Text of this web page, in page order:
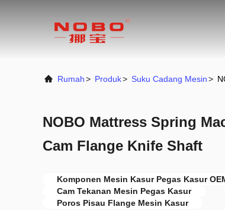
Rumah> Produk> Suku Cadang Mesin>
NOBO Mattress Spring
Cam Flange Knife Shaft
Komponen Mesin Kasur Pegas Kasur
Cam Tekanan Mesin Pegas Kasur
Poros Pisau Flange Mesin Kasur